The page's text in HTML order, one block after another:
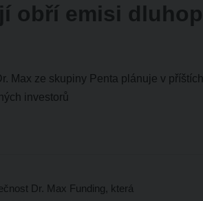
obří emisi
Max ze skupiny Penta plánuje v
investorů
Dr. Max Funding, která